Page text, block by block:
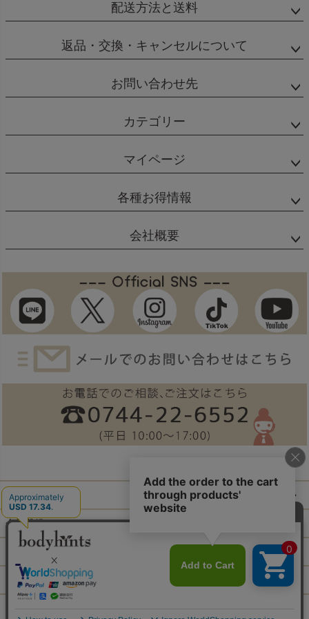
配送方法と送料
返品・交換・キャンセルについて
お問い合わせ先
カテゴリー
マイページ
各種お得情報
会社概要
ご利用ガイド
会員登録
特定商取引法に基づく表示